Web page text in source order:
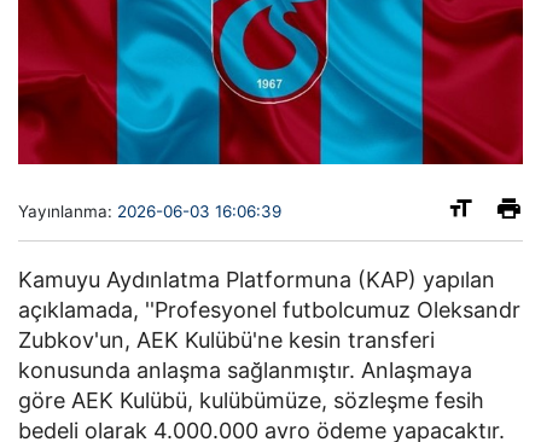
Yayınlanma: 2026-06-03 16:06:39
Kamuyu Aydınlatma Platformuna (KAP) yapılan
açıklamada, ''Profesyonel futbolcumuz Oleksandr
Zubkov'un, AEK Kulübü'ne kesin transferi
konusunda anlaşma sağlanmıştır. Anlaşmaya
göre AEK Kulübü, kulübümüze, sözleşme fesih
bedeli olarak 4.000.000 avro ödeme yapacaktır.